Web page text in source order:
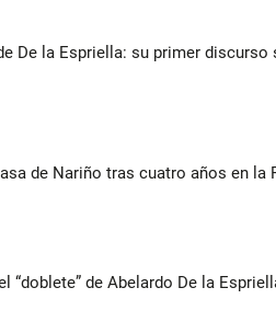
De la Espriella: su primer discurso
de Nariño tras cuatro años en la
“doblete” de Abelardo De la